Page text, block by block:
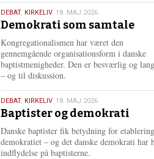
18.
maj
2026
DEBAT, KIRKELIV 18. MAJ 2026
Demokrati som samtale
Kongregationalismen har været den
gennemgående organisationsform i danske
baptistmenigheder. Den er besværlig og
– og til diskussion.
18.
maj
2026
DEBAT, KIRKELIV 18. MAJ 2026
Baptister og demokrati
Danske baptister fik betydning for
demokratiet – og det danske demokrati har
indflydelse på baptisterne.